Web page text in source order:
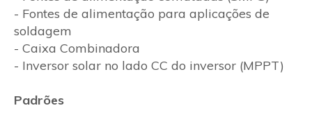
- Fontes de alimentação para aplicações de
soldagem
- Caixa Combinadora
- Inversor solar no lado CC do inversor (MPPT)
Padrões